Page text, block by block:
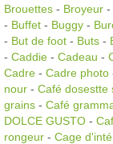
Brouettes - Broyeur -
- Buffet - Buggy -
- But de foot - Buts -
- Caddie - Cadeau -
Cadre - Cadre photo
nour - Café dosestte
grains - Café
DOLCE GUSTO -
rongeur - Cage